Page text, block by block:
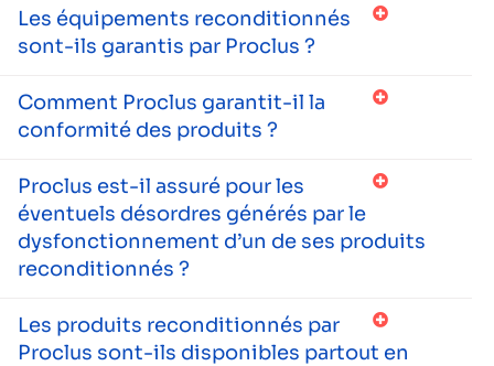
Les équipements reconditionnés
sont-ils garantis par Proclus ?
Comment Proclus garantit-il la
conformité des produits ?
Proclus est-il assuré pour les
éventuels désordres générés par le
dysfonctionnement d’un de ses produits
reconditionnés ?
Les produits reconditionnés par
Proclus sont-ils disponibles partout en